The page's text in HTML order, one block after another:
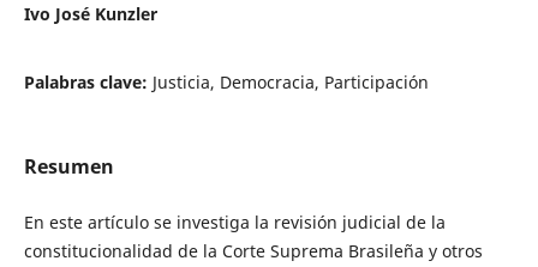
Ivo José Kunzler
Palabras clave: Justicia, Democracia, Participación
Resumen
En este artículo se investiga la revisión judicial de la
constitucionalidad de la Corte Suprema Brasileña y otros